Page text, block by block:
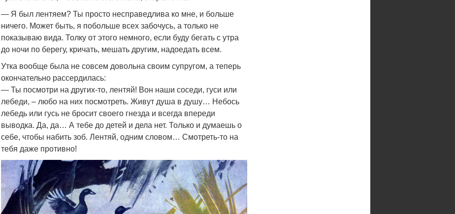
— Я был лентяем? Ты просто несправедлива ко мне, и больше
ничего. Может быть, я побольше всех забочусь, а только не
показываю вида. Толку от этого немного, если буду бегать с утра
до ночи по берегу, кричать, мешать другим, надоедать всем.
Утка вообще была не совсем довольна своим супругом, а теперь
окончательно рассердилась:
— Ты посмотри на других-то, лентяй! Вон наши соседи, гуси или
лебеди, – любо на них посмотреть. Живут душа в душу… Небось
лебедь или гусь не бросит своего гнезда и всегда впереди
выводка. Да, да… А тебе до детей и дела нет. Только и думаешь о
себе, чтобы набить зоб. Лентяй, одним словом… Смотреть-то на
тебя даже противно!